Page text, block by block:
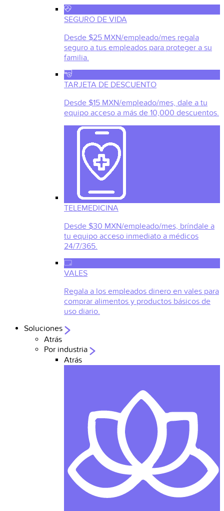
SEGURO DE VIDA
Desde $25 MXN/empleado/mes regala
seguro a tus empleados para proteger a su
familia.
TARJETA DE DESCUENTO
Desde $15 MXN/empleado/mes, dale a tu
equipo acceso a más de 10,000 descuentos.
TELEMEDICINA
Desde $30 MXN/empleado/mes, bríndale a
tu equipo acceso inmediato a médicos
24/7/365.
VALES
Regala a los empleados dinero en vales para
comprar alimentos y productos básicos de
uso diario.
Soluciones
Atrás
Por industria
Atrás